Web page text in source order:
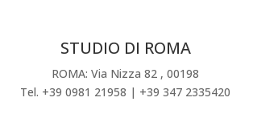
STUDIO DI ROMA
ROMA: Via Nizza 82 , 00198
Tel. +39 0981 21958 | +39 347 2335420